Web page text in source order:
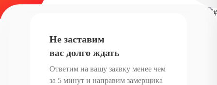
Не заставим
вас долго ждать
Ответим на вашу заявку менее чем
за 5 минут и направим замерщика